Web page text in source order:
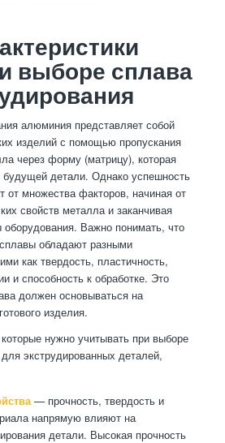
выборе сплава
алюминия представляет собой
изделий с помощью пропускания
через форму (матрицу), которая
детали. Однако успешность
от множества факторов, начиная от
свойств металла и заканчивая
оборудования. Важно понимать, что
обладают разными
как твердость, пластичность,
и способность к обработке. Это
должен основываться на
изделия.
нужно учитывать при выборе
экструдированных деталей,
— прочность, твердость и
напрямую влияют на
детали. Высокая прочность